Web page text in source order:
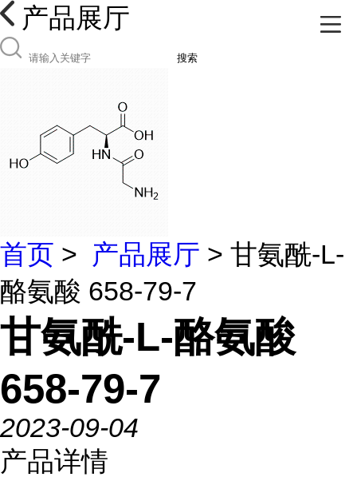
产品展厅
搜索
首页 > 产品展厅 > 甘氨酰-L-
酪氨酸 658-79-7
甘氨酰-L-酪氨酸
658-79-7
2023-09-04
产品详情